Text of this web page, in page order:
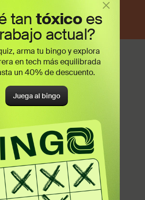
en 1995 con el fin de
de programación
en diferentes
y plataformas, incluidos los
dispositivos
día de hoy, se ha
para volverse un lenguaje
para crear
modulares y escalables para
es decir, un lenguaje
orientada a
tan tóxico es
actual?
arma tu bingo y explora
en tech más equilibrada
un 40% de descuento.
Juega al bingo